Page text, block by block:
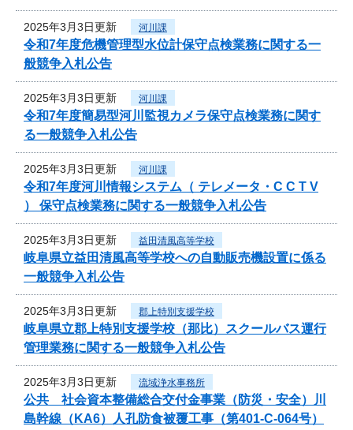
2025年3月3日更新 河川課
令和7年度危機管理型水位計保守点検業務に関する一
般競争入札公告
2025年3月3日更新 河川課
令和7年度簡易型河川監視カメラ保守点検業務に関す
る一般競争入札公告
2025年3月3日更新 河川課
令和7年度河川情報システム（ テレメータ・C C T V
） 保守点検業務に関する一般競争入札公告
2025年3月3日更新 益田清風高等学校
岐阜県立益田清風高等学校への自動販売機設置に係る
一般競争入札公告
2025年3月3日更新 郡上特別支援学校
岐阜県立郡上特別支援学校（那比）スクールバス運行
管理業務に関する一般競争入札公告
2025年3月3日更新 流域浄水事務所
公共 社会資本整備総合交付金事業（防災・安全）川
島幹線（KA6）人孔防食被覆工事（第401-C-064号）